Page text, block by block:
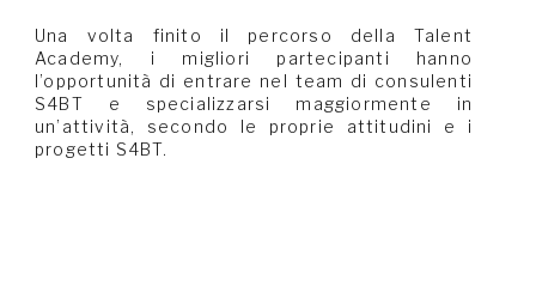
Una volta finito il percorso della Talent
Academy, i migliori partecipanti hanno
l’opportunità di entrare nel team di consulenti
S4BT e specializzarsi maggiormente in
un’attività, secondo le proprie attitudini e i
progetti S4BT.